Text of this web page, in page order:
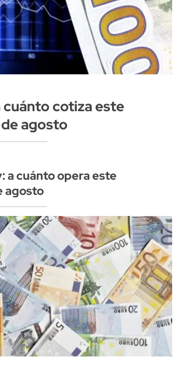
cuánto cotiza este
agosto
a cuánto opera este
agosto